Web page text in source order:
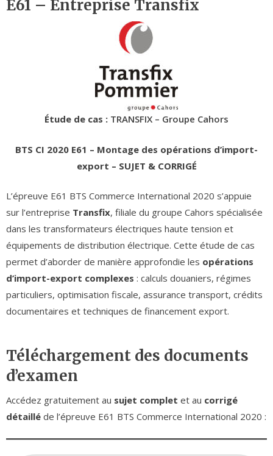
E61 – Entreprise Transfix
Étude de cas : TRANSFIX – Groupe Cahors
BTS CI 2020 E61 – Montage des opérations d’import-
export – SUJET & CORRIGÉ
L’épreuve E61 BTS Commerce International 2020 s’appuie
sur l’entreprise Transfix, filiale du groupe Cahors spécialisée
dans les transformateurs électriques haute tension et
équipements de distribution électrique. Cette étude de cas
permet d’aborder de manière approfondie les opérations
d’import-export complexes : calculs douaniers, régimes
particuliers, optimisation fiscale, assurance transport, crédits
documentaires et techniques de financement export.
Téléchargement des documents
d’examen
Accédez gratuitement au sujet complet et au corrigé
détaillé de l’épreuve E61 BTS Commerce International 2020 :